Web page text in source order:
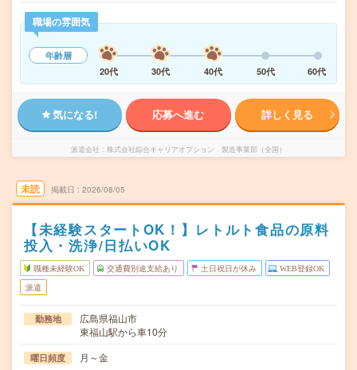
職場の雰囲気
年齢層
20代
30代 40代 50代 60代
気になる! 応募へ進む 詳しく見る
派遣会社 株式会社綜合キャリアオプション 製造事業部（全国）
未読 掲載日 2026/08/05
【未経験スタートOK！】レトルト食品の原料
投入・洗浄/日払いOK
職種未経験OK 交通費別途支給あり 土日祝日が休み WEB登録OK
派遣
勤務地
広島県福山市
東福山駅から車10分
曜日頻度 月～金